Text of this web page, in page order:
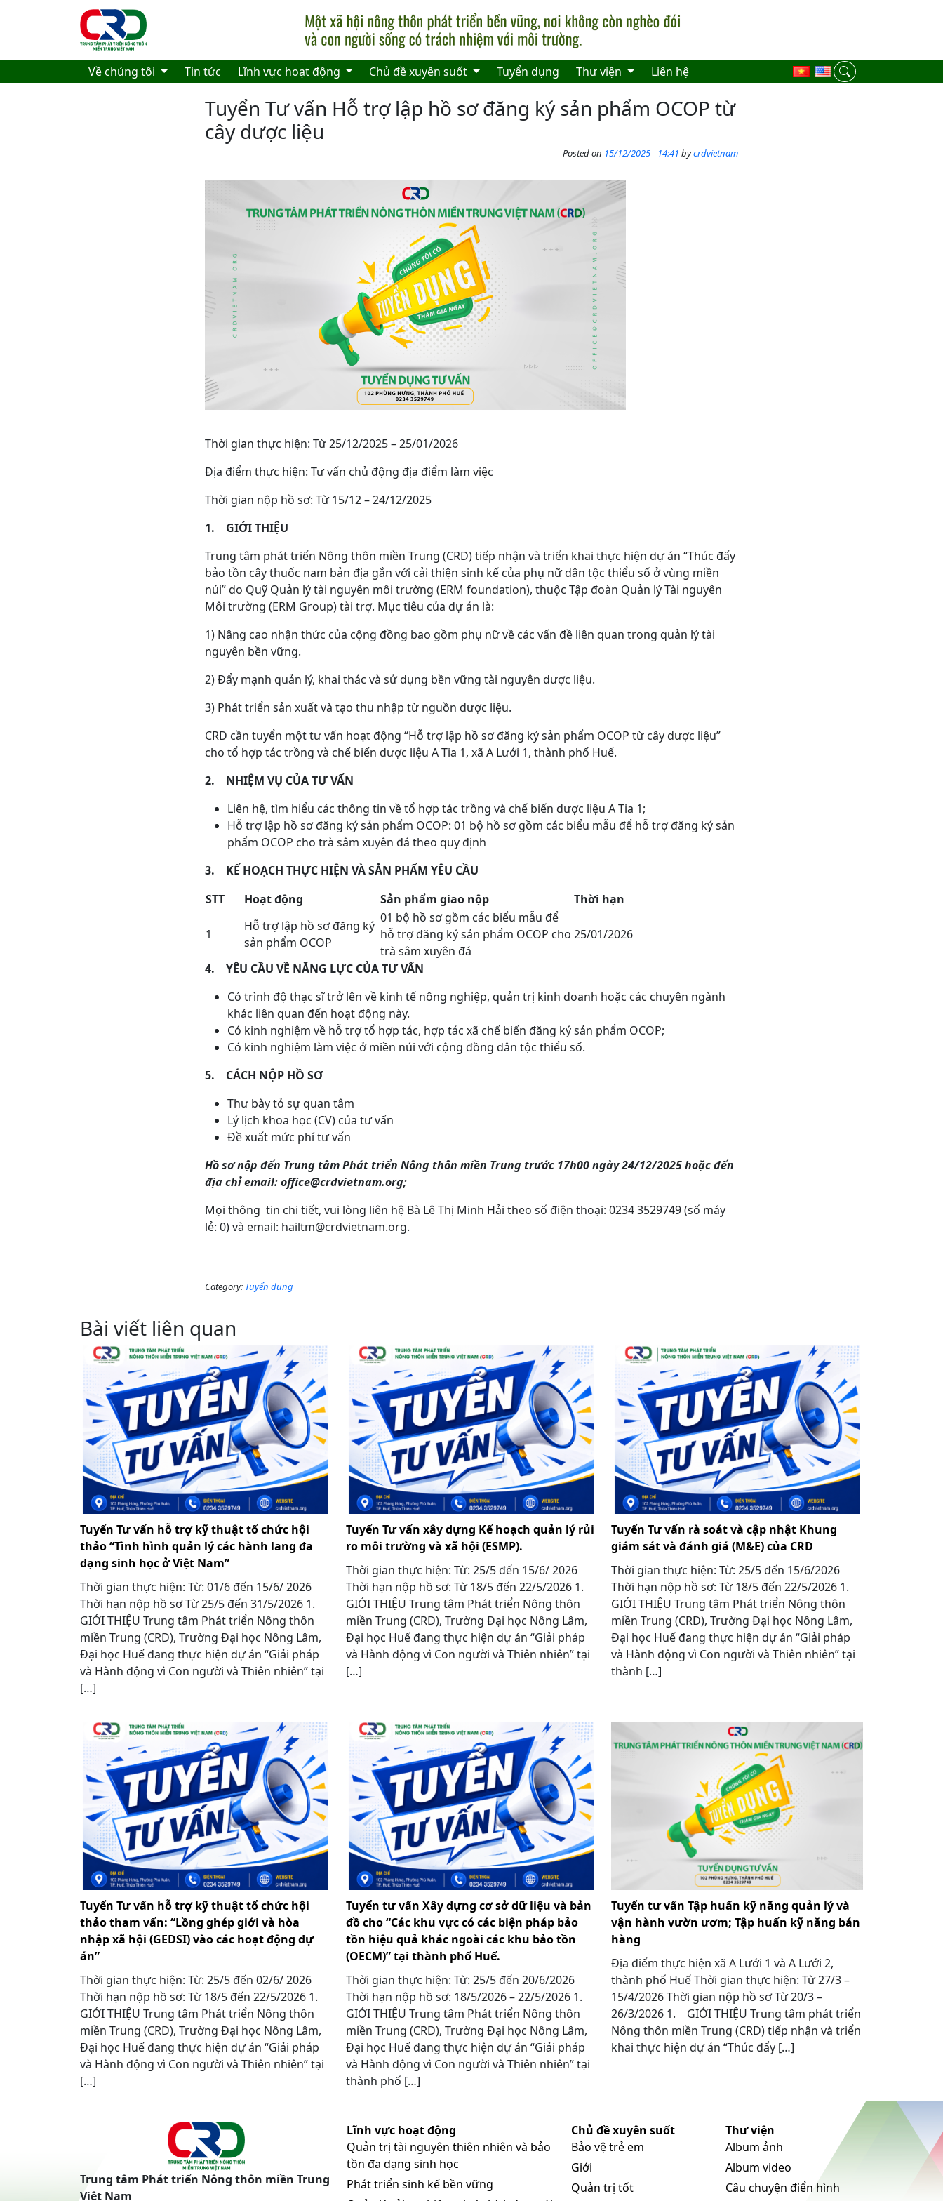
Skip to main content
Về chúng tôi Tin tức Lĩnh vực hoạt động Chủ đề xuyên suốt Tuyển dụng Thư viện Liên hệ
Tuyển Tư vấn Hỗ trợ lập hồ sơ đăng ký sản phẩm OCOP từ
cây dược liệu
Posted on 15/12/2025 - 14:41 bycrdvietnam
Thời gian thực hiện: Từ 25/12/2025 – 25/01/2026
Địa điểm thực hiện: Tư vấn chủ động địa điểm làm việc
Thời gian nộp hồ sơ: Từ 15/12 – 24/12/2025
1. GIỚI THIỆU
Trung tâm phát triển Nông thôn miền Trung (CRD) tiếp nhận và triển khai thực hiện dự án “Thúc đẩy
bảo tồn cây thuốc nam bản địa gắn với cải thiện sinh kế của phụ nữ dân tộc thiểu số ở vùng miền
núi” do Quỹ Quản lý tài nguyên môi trường (ERM foundation), thuộc Tập đoàn Quản lý Tài nguyên
Môi trường (ERM Group) tài trợ. Mục tiêu của dự án là:
1) Nâng cao nhận thức của cộng đồng bao gồm phụ nữ về các vấn đề liên quan trong quản lý tài
nguyên bền vững.
2) Đẩy mạnh quản lý, khai thác và sử dụng bền vững tài nguyên dược liệu.
3) Phát triển sản xuất và tạo thu nhập từ nguồn dược liệu.
CRD cần tuyển một tư vấn hoạt động “Hỗ trợ lập hồ sơ đăng ký sản phẩm OCOP từ cây dược liệu”
cho tổ hợp tác trồng và chế biến dược liệu A Tia 1, xã A Lưới 1, thành phố Huế.
2. NHIỆM VỤ CỦA TƯ VẤN
Liên hệ, tìm hiểu các thông tin về tổ hợp tác trồng và chế biến dược liệu A Tia 1;
Hỗ trợ lập hồ sơ đăng ký sản phẩm OCOP: 01 bộ hồ sơ gồm các biểu mẫu để hỗ trợ đăng ký sản
phẩm OCOP cho trà sâm xuyên đá theo quy định
3. KẾ HOẠCH THỰC HIỆN VÀ SẢN PHẨM YÊU CẦU
STT
Hoạt động Sản phẩm giao nộp Thời hạn
1
Hỗ trợ lập hồ sơ đăng ký
sản phẩm OCOP
01 bộ hồ sơ gồm các biểu mẫu để
hỗ trợ đăng ký sản phẩm OCOP cho
trà sâm xuyên đá
25/01/2026
4. YÊU CẦU VỀ NĂNG LỰC CỦA TƯ VẤN
Có trình độ thạc sĩ trở lên về kinh tế nông nghiệp, quản trị kinh doanh hoặc các chuyên ngành
khác liên quan đến hoạt động này.
Có kinh nghiệm về hỗ trợ tổ hợp tác, hợp tác xã chế biến đăng ký sản phẩm OCOP;
Có kinh nghiệm làm việc ở miền núi với cộng đồng dân tộc thiểu số.
5. CÁCH NỘP HỒ SƠ
Thư bày tỏ sự quan tâm
Lý lịch khoa học (CV) của tư vấn
Đề xuất mức phí tư vấn
Hồ sơ nộp đến Trung tâm Phát triển Nông thôn miền Trung trước 17h00 ngày24/12/2025 hoặc đến
địa chỉ email: office@crdvietnam.org;
Mọi thông tin chi tiết, vui lòng liên hệ Bà Lê Thị Minh Hải theo số điện thoại: 0234 3529749 (số máy
lẻ: 0) và email: hailtm@crdvietnam.org.
Category: Tuyển dụng
Bài viết liên quan
Tuyển Tư vấn hỗ trợ kỹ thuật tổ chức hội
thảo “Tình hình quản lý các hành lang đa
dạng sinh học ở Việt Nam”
Thời gian thực hiện: Từ: 01/6 đến 15/6/ 2026
Thời hạn nộp hồ sơ Từ 25/5 đến 31/5/2026 1.
GIỚI THIỆU Trung tâm Phát triển Nông thôn
miền Trung (CRD), Trường Đại học Nông Lâm,
Đại học Huế đang thực hiện dự án “Giải pháp
và Hành động vì Con người và Thiên nhiên” tại
[…]
Tuyển Tư vấn xây dựng Kế hoạch quản lý rủi
ro môi trường và xã hội (ESMP).
Thời gian thực hiện: Từ: 25/5 đến 15/6/ 2026
Thời hạn nộp hồ sơ: Từ 18/5 đến 22/5/2026 1.
GIỚI THIỆU Trung tâm Phát triển Nông thôn
miền Trung (CRD), Trường Đại học Nông Lâm,
Đại học Huế đang thực hiện dự án “Giải pháp
và Hành động vì Con người và Thiên nhiên” tại
[…]
Tuyển Tư vấn rà soát và cập nhật Khung
giám sát và đánh giá (M&E) của CRD
Thời gian thực hiện: Từ: 25/5 đến 15/6/2026
Thời hạn nộp hồ sơ: Từ 18/5 đến 22/5/2026 1.
GIỚI THIỆU Trung tâm Phát triển Nông thôn
miền Trung (CRD), Trường Đại học Nông Lâm,
Đại học Huế đang thực hiện dự án “Giải pháp
và Hành động vì Con người và Thiên nhiên” tại
thành […]
Tuyển Tư vấn hỗ trợ kỹ thuật tổ chức hội
thảo tham vấn: “Lồng ghép giới và hòa
nhập xã hội (GEDSI) vào các hoạt động dự
án”
Thời gian thực hiện: Từ: 25/5 đến 02/6/ 2026
Thời hạn nộp hồ sơ: Từ 18/5 đến 22/5/2026 1.
GIỚI THIỆU Trung tâm Phát triển Nông thôn
miền Trung (CRD), Trường Đại học Nông Lâm,
Đại học Huế đang thực hiện dự án “Giải pháp
và Hành động vì Con người và Thiên nhiên” tại
[…]
Tuyển tư vấn Xây dựng cơ sở dữ liệu và bản
đồ cho “Các khu vực có các biện pháp bảo
tồn hiệu quả khác ngoài các khu bảo tồn
(OECM)” tại thành phố Huế.
Thời gian thực hiện: Từ: 25/5 đến 20/6/2026
Thời hạn nộp hồ sơ: 18/5/2026 – 22/5/2026 1.
GIỚI THIỆU Trung tâm Phát triển Nông thôn
miền Trung (CRD), Trường Đại học Nông Lâm,
Đại học Huế đang thực hiện dự án “Giải pháp
và Hành động vì Con người và Thiên nhiên” tại
thành phố […]
Tuyển tư vấn Tập huấn kỹ năng quản lý và
vận hành vườn ươm; Tập huấn kỹ năng bán
hàng
Địa điểm thực hiện xã A Lưới 1 và A Lưới 2,
thành phố Huế Thời gian thực hiện: Từ 27/3 –
15/4/2026 Thời gian nộp hồ sơ Từ 20/3 –
26/3/2026 1. GIỚI THIỆU Trung tâm phát triển
Nông thôn miền Trung (CRD) tiếp nhận và triển
khai thực hiện dự án “Thúc đẩy […]
Trung tâm Phát triển Nông thôn miền Trung
Việt Nam
Lĩnh vực hoạt động
Quản trị tài nguyên thiên nhiên và bảo
tồn đa dạng sinh học
Phát triển sinh kế bền vững
Chủ đề xuyên suốt
Bảo vệ trẻ em
Giới
Quản trị tốt
Thư viện
Album ảnh
Album video
Câu chuyện điển hình